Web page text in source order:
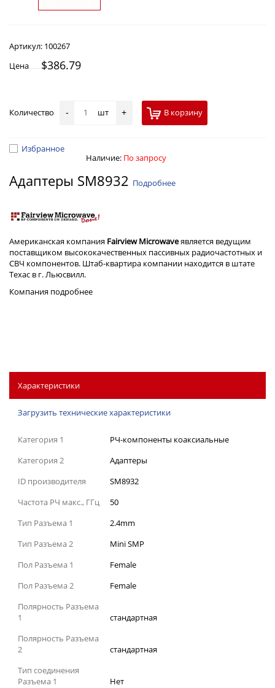
Артикул: 100267
Цена
$386.79
Количество - шт + В корзину
Избранное
Наличие: По запросу
Адаптеры SM8932 Подробнее
Американская компания Fairview Microwaveявляется ведущим
поставщиком высококачественных пассивных радиочастотных и
СВЧ компонентов. Штаб-квартира компании находится в штате
Техас в г. Льюсвилл.
Компания подробнее
Характеристики
Загрузить технические характеристики
Категория 1
РЧ-компоненты коаксиальные
Категория 2
Адаптеры
ID производителя
SM8932
Частота РЧ макс., ГГц
50
Тип Разъема 1
2.4mm
Тип Разъема 2
Mini SMP
Пол Разъема 1
Female
Пол Разъема 2
Female
Полярность Разъема
1
стандартная
Полярность Разъема
2
стандартная
Тип соединения
Разъема 1
Нет